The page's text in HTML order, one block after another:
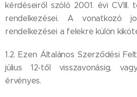
kérdéseiről szóló 2001. évi CVIII.
rendelkezései. A vonatkozó
rendelkezései a felekre külön
1.2. Ezen Általános Szerződési
július 12-től visszavonásig,
érvényes.